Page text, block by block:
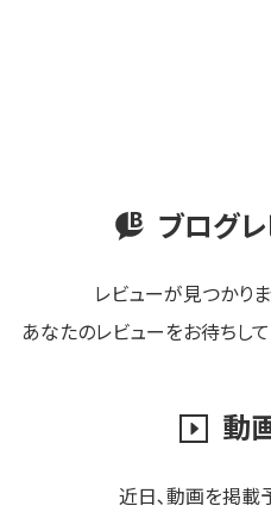
ブログ
レビューが見つかりま
あなたのレビューをお待ちし
動
近日､動画を掲載